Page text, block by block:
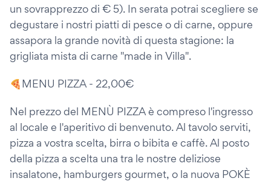
un sovrapprezzo di € 5). In serata potrai scegliere se
degustare i nostri piatti di pesce o di carne, oppure
assapora la grande novità di questa stagione: la
grigliata mista di carne "made in Villa".
🍕MENU PIZZA - 22,00€
Nel prezzo del MENÙ PIZZA è compreso l'ingresso
al locale e l'aperitivo di benvenuto. Al tavolo serviti,
pizza a vostra scelta, birra o bibita e caffè. Al posto
della pizza a scelta una tra le nostre deliziose
insalatone, hamburgers gourmet, o la nuova POKÈ